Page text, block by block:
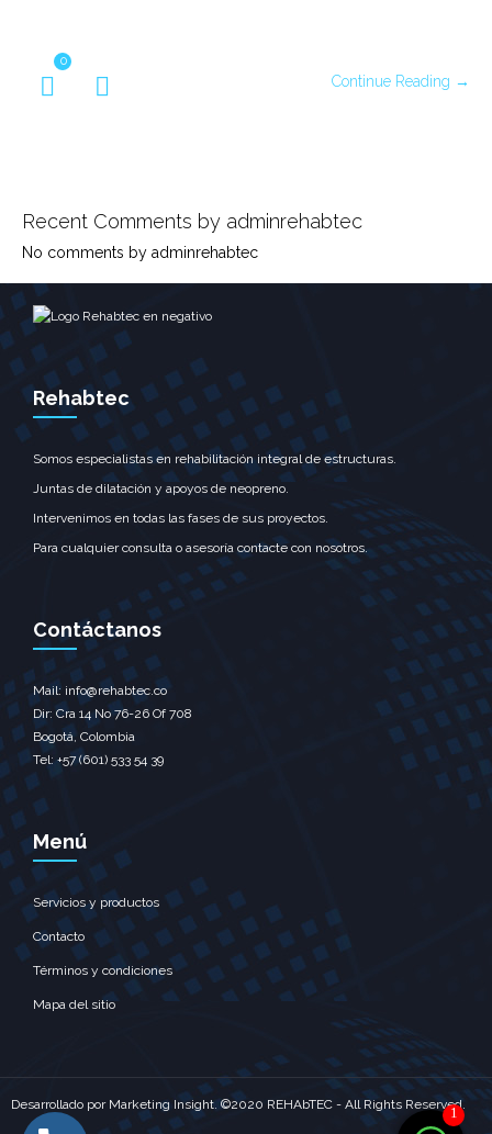
0
Continue Reading →
Recent Comments by adminrehabtec
No comments by adminrehabtec
Rehabtec
Somos especialistas en rehabilitación integral de estructuras.
Juntas de dilatación y apoyos de neopreno.
Intervenimos en todas las fases de sus proyectos.
Para cualquier consulta o asesoría contacte con nosotros.
Contáctanos
Mail: info@rehabtec.co
Dir: Cra 14 No 76-26 Of 708
Bogotá, Colombia
Tel: +57 (601) 533 54 39
Menú
Servicios y productos
Contacto
Términos y condiciones
Mapa del sitio
Desarrollado por Marketing Insight. ©2020 REHAbTEC - All Rights Reserved.
1